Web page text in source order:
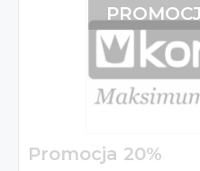
Promocja 20%